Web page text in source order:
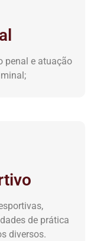
penal e atuação
de prática
diversos.